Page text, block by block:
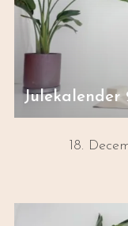
Julekalender
18.